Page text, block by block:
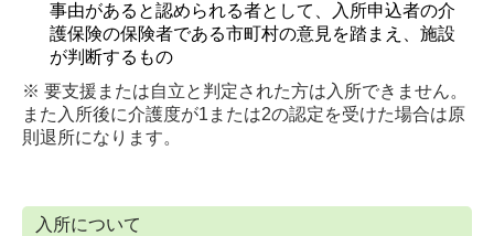
事由があると認められる者として、入所申込者の介
護保険の保険者である市町村の意見を踏まえ、施設
が判断するもの
※ 要支援または自立と判定された方は入所できません。
また入所後に介護度が1または2の認定を受けた場合は原
則退所になります。
入所について